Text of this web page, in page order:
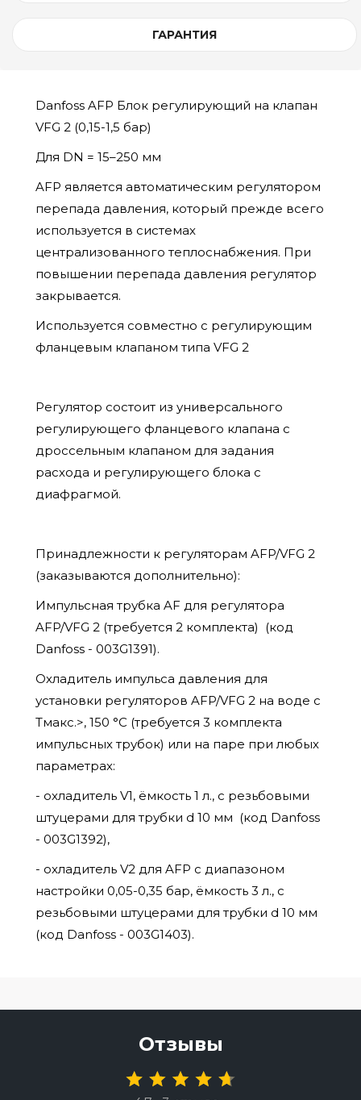
ГАРАНТИЯ
Danfoss AFP Блок регулирующий на клапан
VFG 2 (0,15-1,5 бар)
Для DN = 15–250 мм
AFP является автоматическим регулятором
перепада давления, который прежде всего
используется в системах
централизованного теплоснабжения. При
повышении перепада давления регулятор
закрывается.
Используется совместно с регулирующим
фланцевым клапаном типа VFG 2
Регулятор состоит из универсального
регулирующего фланцевого клапана с
дроссельным клапаном для задания
расхода и регулирующего блока с
диафрагмой.
Принадлежности к регуляторам AFP/VFG 2
(заказываются дополнительно):
Импульсная трубка AF для регулятора
AFP/VFG 2 (требуется 2 комплекта) (код
Danfoss - 003G1391).
Охладитель импульса давления для
установки регуляторов AFP/VFG 2 на воде с
Tмакс.>, 150 °С (требуется 3 комплекта
импульсных трубок) или на паре при любых
параметрах:
- охладитель V1, ёмкость 1 л., с резьбовыми
штуцерами для трубки d 10 мм (код Danfoss
- 003G1392),
- охладитель V2 для AFP c диапазоном
настройки 0,05-0,35 бар, ёмкость 3 л., с
резьбовыми штуцерами для трубки d 10 мм
(код Danfoss - 003G1403).
Отзывы